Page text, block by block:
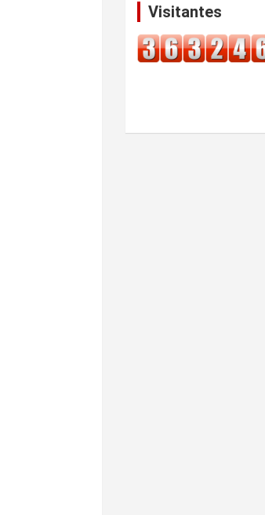
Visitantes